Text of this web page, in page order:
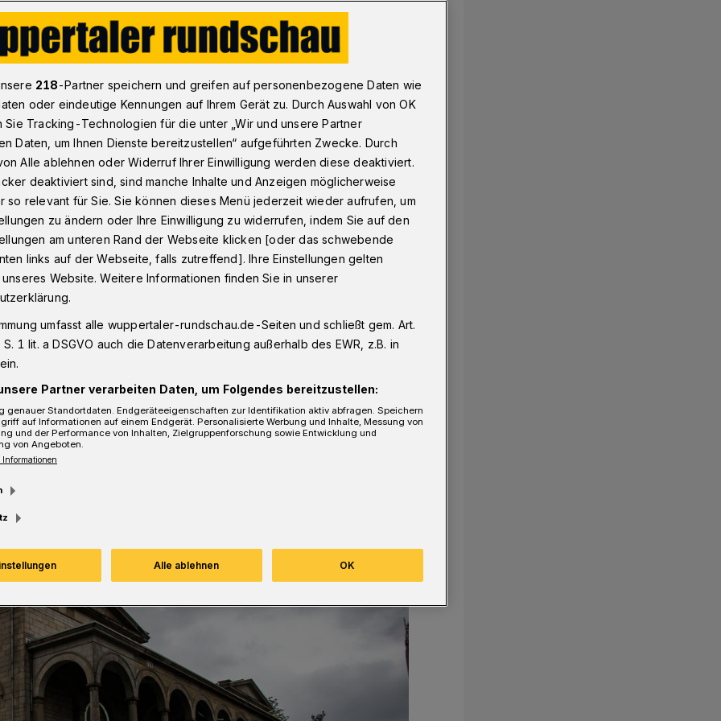
Fünf Wuppertaler wegen erpresserischen Menschenraubes vor Gericht
erpresserischen
müssen sich derzeit wegen
gefährlicher Körperverletzung und
einer Verurteilung drohen den
Clans mehrjährige Haftstrafen.
218-Partner speichern und greifen auf personenbezogene Daten wie
oder eindeutige Kennungen auf Ihrem Gerät zu. Durch Auswahl von OK
Sie Tracking-Technologien für die unter „Wir und unsere Partner
Daten, um Ihnen Dienste bereitzustellen“ aufgeführten Zwecke. Durch
Alle ablehnen oder Widerruf Ihrer Einwilligung werden diese deaktiviert.
deaktiviert sind, sind manche Inhalte und Anzeigen möglicherweise
so relevant für Sie. Sie können dieses Menü jederzeit wieder aufrufen, um
zu ändern oder Ihre Einwilligung zu widerrufen, indem Sie auf den
am unteren Rand der Webseite klicken [oder das schwebende
links auf der Webseite, falls zutreffend]. Ihre Einstellungen gelten
Website. Weitere Informationen finden Sie in unserer
umfasst alle wuppertaler-rundschau.de-Seiten und schließt gem. Art.
1 lit. a DSGVO auch die Datenverarbeitung außerhalb des EWR, z.B. in
Partner verarbeiten Daten, um Folgendes bereitzustellen:
genauer Standortdaten. Endgeräteeigenschaften zur Identifikation aktiv abfragen. Speichern
auf Informationen auf einem Endgerät. Personalisierte Werbung und Inhalte, Messung von
und der Performance von Inhalten, Zielgruppenforschung sowie Entwicklung und
von Angeboten.
Alle ablehnen OK